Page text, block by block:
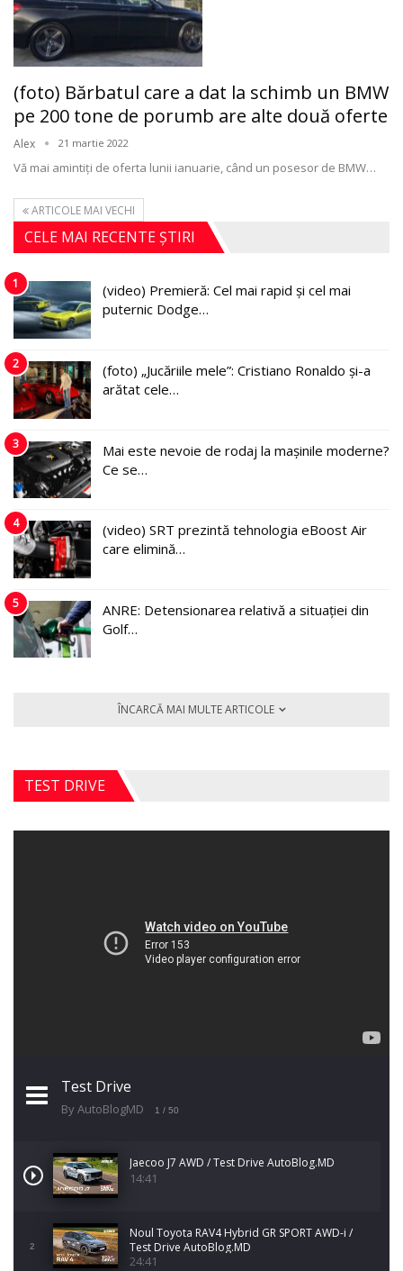
(foto) Bărbatul care a dat la schimb un BMW
pe 200 tone de porumb are alte două oferte
Alex 21 martie 2022
Vă mai amintiți de oferta lunii ianuarie, când un posesor de BMW…
ARTICOLE MAI VECHI
CELE MAI RECENTE ȘTIRI
1
(video) Premieră: Cel mai rapid și cel mai
puternic Dodge…
2
(foto) „Jucăriile mele”: Cristiano Ronaldo și-a
arătat cele…
3
Mai este nevoie de rodaj la mașinile moderne?
Ce se…
4
(video) SRT prezintă tehnologia eBoost Air
care elimină…
5
ANRE: Detensionarea relativă a situației din
Golf…
ÎNCARCĂ MAI MULTE ARTICOLE
TEST DRIVE
Test Drive
By AutoBlogMD 1 / 50
Jaecoo J7 AWD / Test Drive AutoBlog.MD
14:41
2
Noul Toyota RAV4 Hybrid GR SPORT AWD-i /
Test Drive AutoBlog.MD
24:41